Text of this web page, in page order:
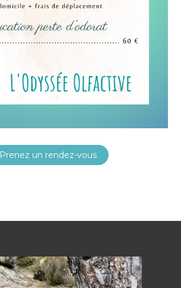
Prenez un rendez-vous